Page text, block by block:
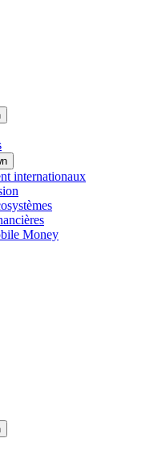
internationaux
Money